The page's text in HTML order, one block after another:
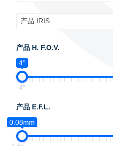
产品 IRIS
产品 H. F.O.V.
4°
4°
产品 E.F.L.
0.08mm